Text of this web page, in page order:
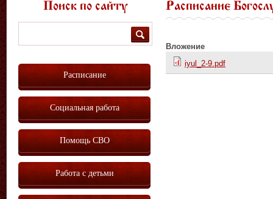
Расписание
Вложение
iyul_2-9.pdf
Поиск по сайту
Расписание
Социальная работа
Помощь СВО
Работа с детьми